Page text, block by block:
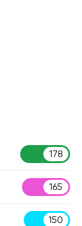
178
165
150